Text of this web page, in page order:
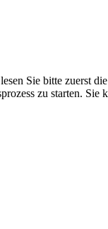
Sie bitte zuerst die
zu starten. Sie